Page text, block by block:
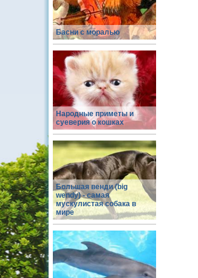
Басни с моралью
Народные приметы и
суеверия о кошках
Большая венди (big
wendy) - самая
мускулистая собака в
мире